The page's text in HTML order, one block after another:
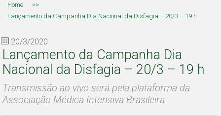
Home
>>
Lançamento da Campanha Dia Nacional da Disfagia – 20/3 – 19 h
20/3/2020
Lançamento da Campanha Dia
Nacional da Disfagia – 20/3 – 19 h
Transmissão ao vivo será pela plataforma da
Associação Médica Intensiva Brasileira